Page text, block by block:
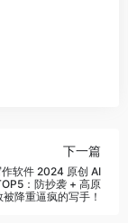
下一篇
作软件 2024 原创 AI
：防抄袭 + 高原
降重逼疯的写手！